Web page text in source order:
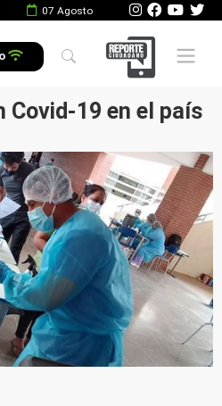
07 Agosto
Mobile
Covid-19 en el país